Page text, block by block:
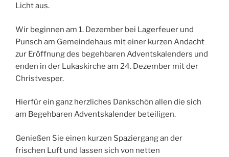
Licht aus.
Wir beginnen am 1. Dezember bei Lagerfeuer und
Punsch am Gemeindehaus mit einer kurzen Andacht
zur Eröffnung des begehbaren Adventskalenders und
enden in der Lukaskirche am 24. Dezember mit der
Christvesper.
Hierfür ein ganz herzliches Dankschön allen die sich
am Begehbaren Adventskalender beteiligen.
Genießen Sie einen kurzen Spaziergang an der
frischen Luft und lassen sich von netten